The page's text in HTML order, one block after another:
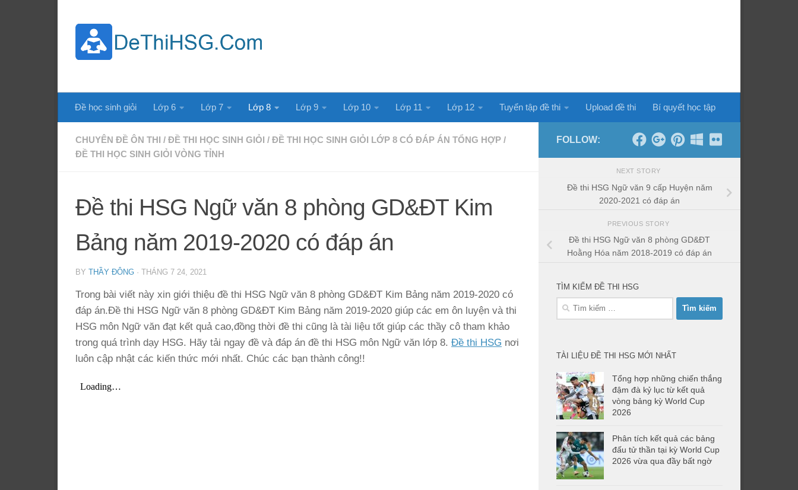
Đề học sinh giỏi Lớp 6 Lớp 7 Lớp 8 Lớp 9 Lớp 10 Lớp 11 Lớp 12 Tuyển tập đề thi Upload đề thi Bí quyết học tập
CHUYÊN ĐỀ ÔN THI / ĐỀ THI HỌC SINH GIỎI / ĐỀ THI HỌC SINH GIỎI LỚP 8 CÓ ĐÁP ÁN TỔNG HỢP /
ĐỀ THI HỌC SINH GIỎI VÒNG TỈNH
Đề thi HSG Ngữ văn 8 phòng GD&ĐT Kim
Bảng năm 2019-2020 có đáp án
BY THẦY ĐÔNG · THÁNG 7 24, 2021
Trong bài viết này xin giới thiệu đề thi HSG Ngữ văn 8 phòng GD&ĐT Kim Bảng năm 2019-2020 có
đáp án.Đề thi HSG Ngữ văn 8 phòng GD&ĐT Kim Bảng năm 2019-2020 giúp các em ôn luyện và thi
HSG môn Ngữ văn đạt kết quả cao,đồng thời đề thi cũng là tài liệu tốt giúp các thầy cô tham khảo
trong quá trình dạy HSG. Hãy tải ngay đề và đáp án đề thi HSG môn Ngữ văn lớp 8. Đề thi HSG nơi
luôn cập nhật các kiến thức mới nhất. Chúc các bạn thành công!!
FOLLOW:
NEXT STORY
Đề thi HSG Ngữ văn 9 cấp Huyện năm
2020-2021 có đáp án
PREVIOUS STORY
Đề thi HSG Ngữ văn 8 phòng GD&ĐT
Hoằng Hóa năm 2018-2019 có đáp án
TÌM KIẾM ĐỀ THI HSG
Tìm
TÀI LIỆU ĐỀ THI HSG MỚI NHẤT
Tổng hợp những chiến thắng
đậm đà kỷ lục từ kết quả
vòng bảng kỳ World Cup
2026
Phân tích kết quả các bảng
đấu tử thần tại kỳ World Cup
2026 vừa qua đầy bất ngờ